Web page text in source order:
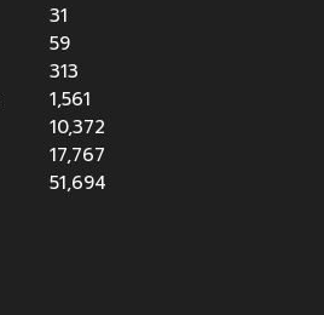
31
59
313
1,561
10,372
17,767
51,694